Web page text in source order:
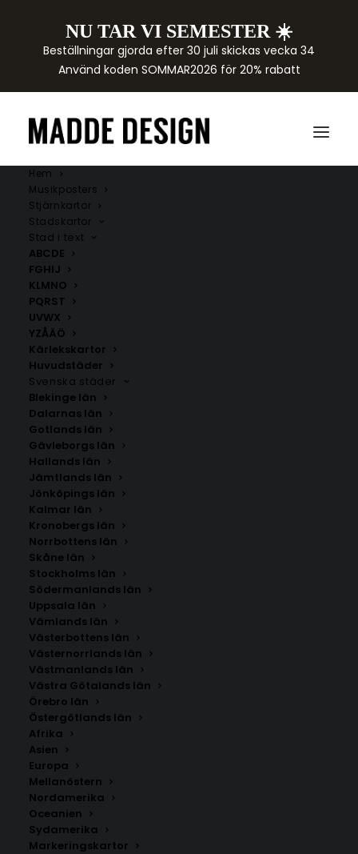
NU TAR VI SEMESTER ☀️
Beställningar gjorda efter 30 juli skickas vecka 34
Använd koden SOMMAR2026 för 20% rabatt
Hem
Musikposters
Stjärnkartor
Stadskartor
Stad i text
ABCDE
FGHIJ
KLMNO
PQRST
UVWX
YZÅÄÖ
Kärlekskartor
Huvudstäder
Svenska städer
Blekinge län
Dalarnas län
Gotlands län
Gävleborgs län
Hallands län
Jämtlands län
Jönköpings län
Kalmar län
Kronobergs län
Norrbottens län
Skåne län
Stockholms län
Södermanlands län
Uppsala län
Vämlands län
Västerbottens län
Västernorrlands län
Västmanlands län
Västra Götalands län
Örebro län
Östergötlands län
Afrika
Asien
Europa
Mellanöstern
Nordamerika
Oceanien
Sydamerika
Markeringskartor
Rörö
Storlek
350.00kr
Handritad karta över Rörö i Göteborgs norra skärgård,
Bohuslän